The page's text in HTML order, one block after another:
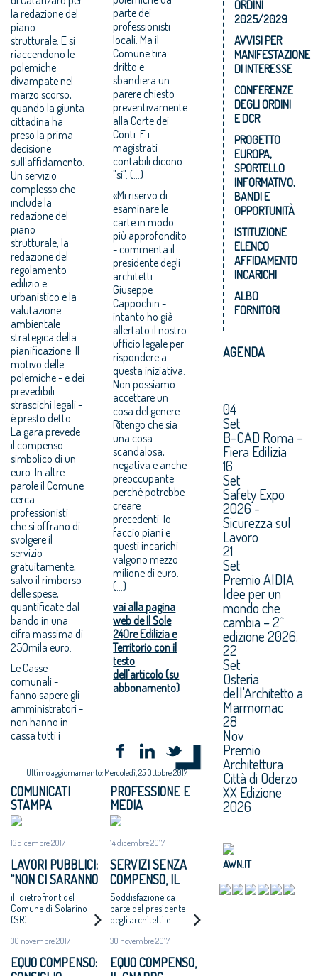
la redazione del
piano
strutturale. E si
riaccendono le
polemiche
divampate nel
marzo scorso,
quando la giunta
cittadina ha
preso la prima
decisione
sull'affidamento.
Un servizio
complesso che
include la
redazione del
piano
strutturale, la
redazione del
regolamento
edilizio e
urbanistico e la
valutazione
ambientale
strategica della
pianificazione. Il
motivo delle
polemiche - e dei
prevedibili
strascichi legali -
è presto detto.
La gara prevede
il compenso
simbolico di un
euro. In altre
parole il Comune
cerca
professionisti
che si offrano di
svolgere il
servizio
gratuitamente,
salvo il rimborso
delle spese,
quantificate dal
bando in una
cifra massima di
250mila euro.
Le Casse
comunali -
fanno sapere gli
amministratori -
non hanno in
cassa tutti i
parte dei
professionisti
locali. Ma il
Comune tira
dritto e
sbandiera un
parere chiesto
preventivamente
alla Corte dei
Conti. E i
magistrati
contabili dicono
"sì". (…)
«Mi riservo di
esaminare le
carte in modo
più approfondito
- commenta il
presidente degli
architetti
Giuseppe
Cappochin -
intanto ho già
allertato il nostro
ufficio legale per
rispondere a
questa iniziativa.
Non possiamo
accettare un
cosa del genere.
Ritengo che sia
una cosa
scandalosa,
negativa e anche
preoccupante
perché potrebbe
creare
precedenti. Io
faccio piani e
questi incarichi
valgono mezzo
milione di euro.
(…)
vai alla pagina
web de Il Sole
24Ore Edilizia e
Territorio con il
testo
dell'articolo (su
abbonamento)
Ultimo aggiornamento: Mercoledì, 25 Ottobre 2017
COMUNICATI
STAMPA
13 dicembre 2017
LAVORI PUBBLICI:
“NON CI SARANNO
ALTRI ‘CASI
CATANZARO’ - MAI
PIÙ INCARICHI DI
PROGETTAZIONE
AD UN EURO”
il dietrofront del
Comune di Solarino
(SR)
30 novembre 2017
EQUO COMPENSO:
PROFESSIONE E
MEDIA
14 dicembre 2017
SERVIZI SENZA
COMPENSO, IL
COMUNE DI
SOLARINO RITIRA
I BANDI DI
PROGETTAZIONE
A UN EURO
Soddisfazione da
parte del presidente
degli architetti e
bando di Catanzaro si
all'aggiudicazione
30 novembre 2017
EQUO COMPENSO,
ORDINI
2025/2029
AVVISI PER
MANIFESTAZIONE
DI INTERESSE
CONFERENZE
DEGLI ORDINI
E DCR
PROGETTO
EUROPA,
SPORTELLO
INFORMATIVO,
BANDI E
OPPORTUNITÀ
ISTITUZIONE
ELENCO
AFFIDAMENTO
INCARICHI
ALBO
FORNITORI
AGENDA
04
Set
B-CAD Roma –
Fiera Edilizia
16
Set
Safety Expo
2026 -
Sicurezza sul
Lavoro
21
Set
Premio AIDIA
Idee per un
mondo che
cambia – 2^
edizione 2026.
22
Set
Osteria
dell'Architetto a
Marmomac
28
Nov
Premio
Architettura
Città di Oderzo
XX Edizione
2026
AWN.IT